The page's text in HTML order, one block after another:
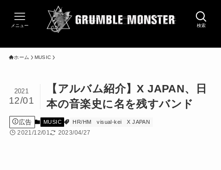
検索
メニュー
ホーム MUSIC
【アルバム紹介】X JAPAN、日
本の音楽史に名を残すバンド
2021
12/01
広告 MUSIC HR/HM visual-kei X JAPAN
2021/12/01 2023/04/27